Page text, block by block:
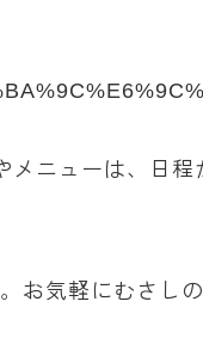
ニューは、日
お気軽にむさし